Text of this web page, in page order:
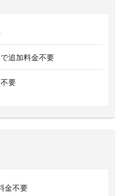
追加料金不要
要
金不要